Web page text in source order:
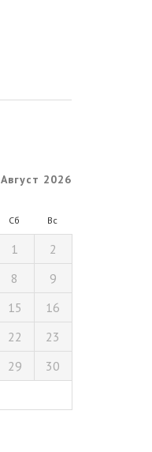
Август 2026
Сб Вс
1
2
8
9
15
16
22
23
29
30